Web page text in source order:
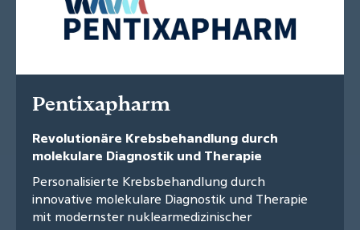
Pentixapharm
Revolutionäre Krebsbehandlung durch
molekulare Diagnostik und Therapie
Personalisierte Krebsbehandlung durch
innovative molekulare Diagnostik und Therapie
mit modernster nuklearmedizinischer